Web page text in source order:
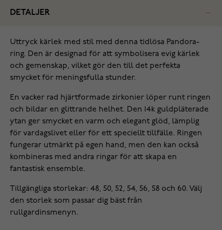
DETALJER
Uttryck kärlek med stil med denna tidlösa Pandora-
ring. Den är designad för att symbolisera evig kärlek
och gemenskap, vilket gör den till det perfekta
smycket för meningsfulla stunder.
En vacker rad hjärtformade zirkonier löper runt ringen
och bildar en glittrande helhet. Den 14k guldpläterade
ytan ger smycket en varm och elegant glöd, lämplig
för vardagslivet eller för ett speciellt tillfälle. Ringen
fungerar utmärkt på egen hand, men den kan också
kombineras med andra ringar för att skapa en
fantastisk ensemble.
Tillgängliga storlekar: 48, 50, 52, 54, 56, 58 och 60. Välj
den storlek som passar dig bäst från
rullgardinsmenyn.